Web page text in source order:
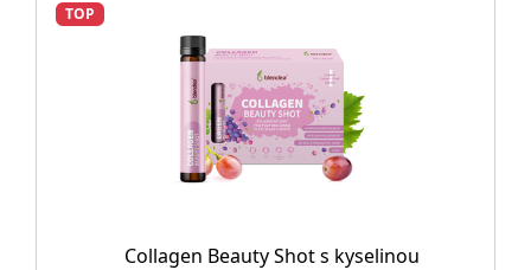
TOP
Collagen Beauty Shot s kyselinou